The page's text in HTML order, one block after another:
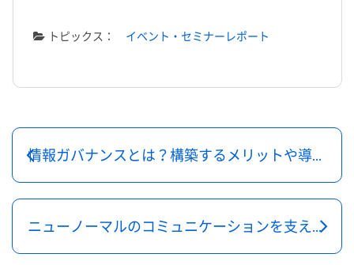
トピックス： イベント・セミナーレポート
情報ガバナンスとは？構築するメリットや導入のポイントを解説！
ニューノーマルのコミュニケーションを支えるフロー情報とストック情報とは